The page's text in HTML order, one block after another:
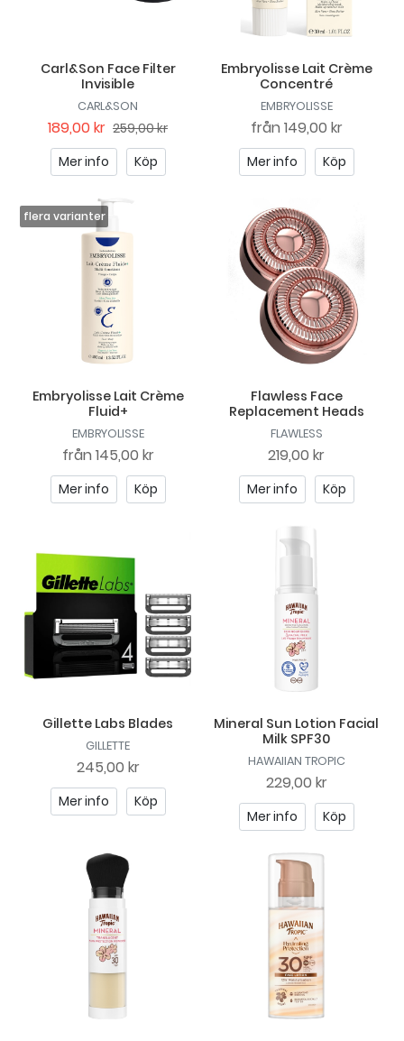
Carl&Son Face Filter
Invisible
CARL&SON
189,00 kr 259,00 kr
Mer info
Köp
Embryolisse Lait Crème
Concentré
EMBRYOLISSE
från 149,00 kr
Mer info Köp
Embryolisse Lait Crème
Fluid+
EMBRYOLISSE
från 145,00 kr
Mer info Köp
Flawless Face
Replacement Heads
FLAWLESS
219,00 kr
Mer info Köp
Gillette Labs Blades
GILLETTE
245,00 kr
Mer info Köp
Mineral Sun Lotion Facial
Milk SPF30
HAWAIIAN TROPIC
229,00 kr
Mer info Köp